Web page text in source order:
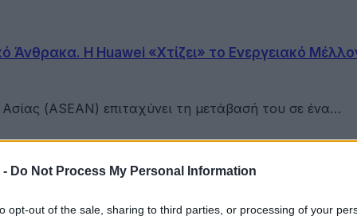
- Do Not Process My Personal Information
opt-out of the sale, sharing to third parties, or processing of your
Άνθρακα. Η Huawei «Χτίζει» το Ενεργειακό
(ASEAN) επιταχύνει τη μετάβασή του σε ένα…
ΕΠΟΜΕΑ Βιλίων